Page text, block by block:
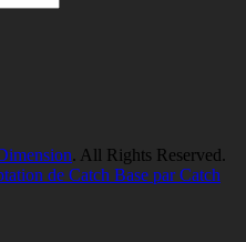
. All Rights Reserved.
de Catch Base par Catch